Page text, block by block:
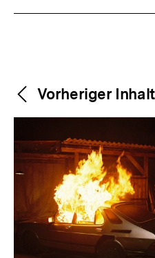
Weitere
Inhalte
Content-
Navigation
Vorheriger Inhalt